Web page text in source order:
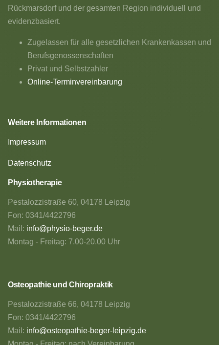
Rückmarsdorf und der gesamten Region individuell und
evidenzbasiert.
Zugelassen für alle gesetzlichen Krankenkassen und
Berufsgenossenschaften
Privat und Selbstzahler
Online-Terminvereinbarung
Weitere Informationen
Impressum
Datenschutz
Physiotherapie
Pestalozzistraße 60, 04178 Leipzig
Fon: 0341/4422796
Mail: info@physio-beger.de
Montag - Freitag: 7.00-20.00 Uhr
Osteopathie und Chiropraktik
Pestalozzistraße 66, 04178 Leipzig
Fon: 0341/4422796
Mail: info@osteopathie-beger-leipzig.de